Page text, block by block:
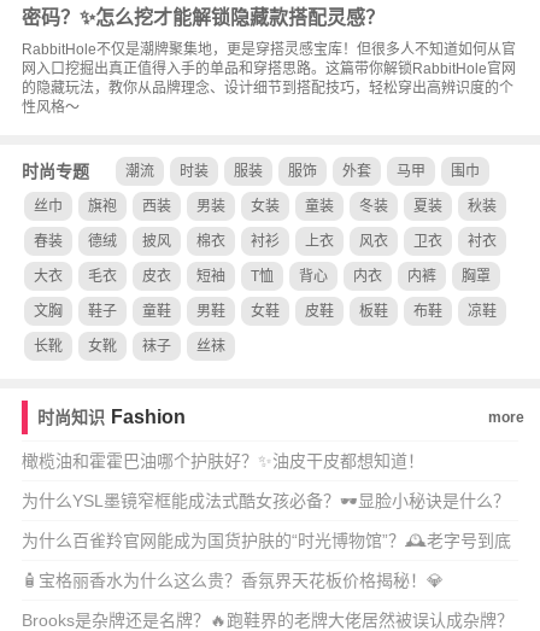
密码？✨怎么挖才能解锁隐藏款搭配灵感？
RabbitHole不仅是潮牌聚集地，更是穿搭灵感宝库！但很多人不知道如何从官
网入口挖掘出真正值得入手的单品和穿搭思路。这篇带你解锁RabbitHole官网
的隐藏玩法，教你从品牌理念、设计细节到搭配技巧，轻松穿出高辨识度的个
性风格～
时尚专题 潮流 时装 服装 服饰 外套 马甲 围巾
丝巾 旗袍 西装 男装 女装 童装 冬装 夏装 秋装
春装 德绒 披风 棉衣 衬衫 上衣 风衣 卫衣 衬衣
大衣 毛衣 皮衣 短袖 T恤 背心 内衣 内裤 胸罩
文胸 鞋子 童鞋 男鞋 女鞋 皮鞋 板鞋 布鞋 凉鞋
长靴 女靴 袜子 丝袜
时尚知识 Fashion more
橄榄油和霍霍巴油哪个护肤好？✨油皮干皮都想知道！
为什么YSL墨镜窄框能成法式酷女孩必备？🕶️显脸小秘诀是什么？
为什么百雀羚官网能成为国货护肤的“时光博物馆”？🕰️老字号到底
怎么选才不踩雷
🧴宝格丽香水为什么这么贵？香氛界天花板价格揭秘！💎
Brooks是杂牌还是名牌？🔥跑鞋界的老牌大佬居然被误认成杂牌？